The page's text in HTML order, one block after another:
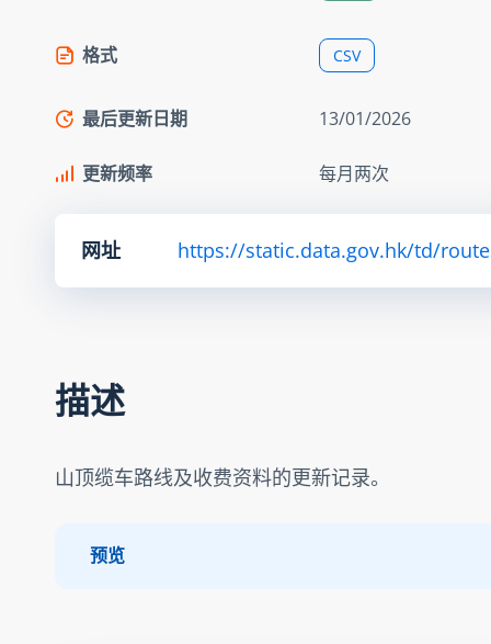
格式 CSV
最后更新日期 13/01/2026
更新频率 每月两次
网址 https://static.data.gov.hk/td/
描述
山顶缆车路线及收费资料的更新记录。
预览